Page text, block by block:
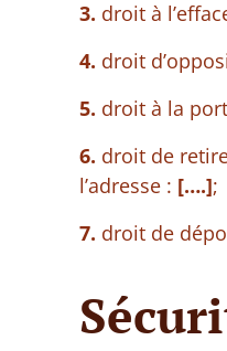
3. droit à
4. droit
5. droit à la
6. droit de
l’adresse : [….];
7. droit de